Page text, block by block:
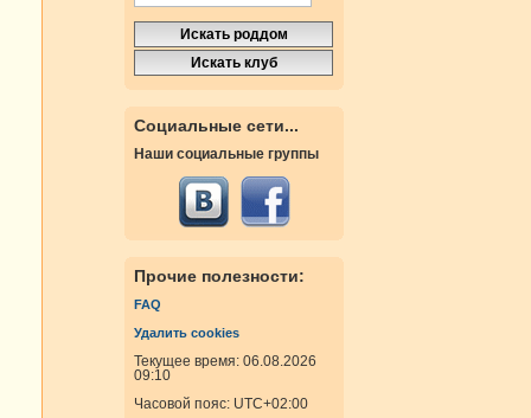
Социальные сети...
Наши социальные группы
Прочие полезности:
FAQ
Удалить cookies
Текущее время: 06.08.2026
09:10
Часовой пояс: UTC+02:00